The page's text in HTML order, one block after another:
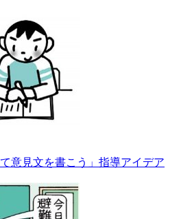
意見文を書こう」指導アイデア